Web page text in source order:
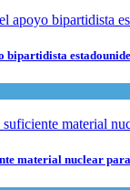
material nuclear